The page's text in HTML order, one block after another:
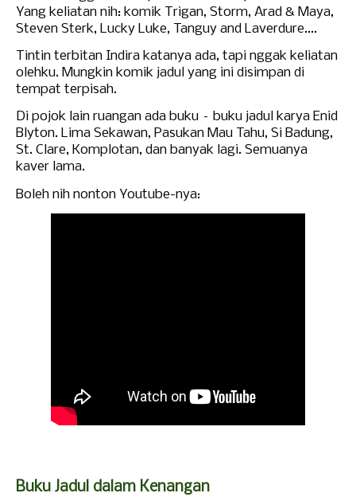
Yang keliatan nih: komik Trigan, Storm, Arad & Maya,
Steven Sterk, Lucky Luke, Tanguy and Laverdure....
Tintin terbitan Indira katanya ada, tapi nggak keliatan
olehku. Mungkin komik jadul yang ini disimpan di
tempat terpisah.
Di pojok lain ruangan ada buku – buku jadul karya Enid
Blyton. Lima Sekawan, Pasukan Mau Tahu, Si Badung,
St. Clare, Komplotan, dan banyak lagi. Semuanya
kaver lama.
Boleh nih nonton Youtube-nya:
Buku Jadul dalam Kenangan